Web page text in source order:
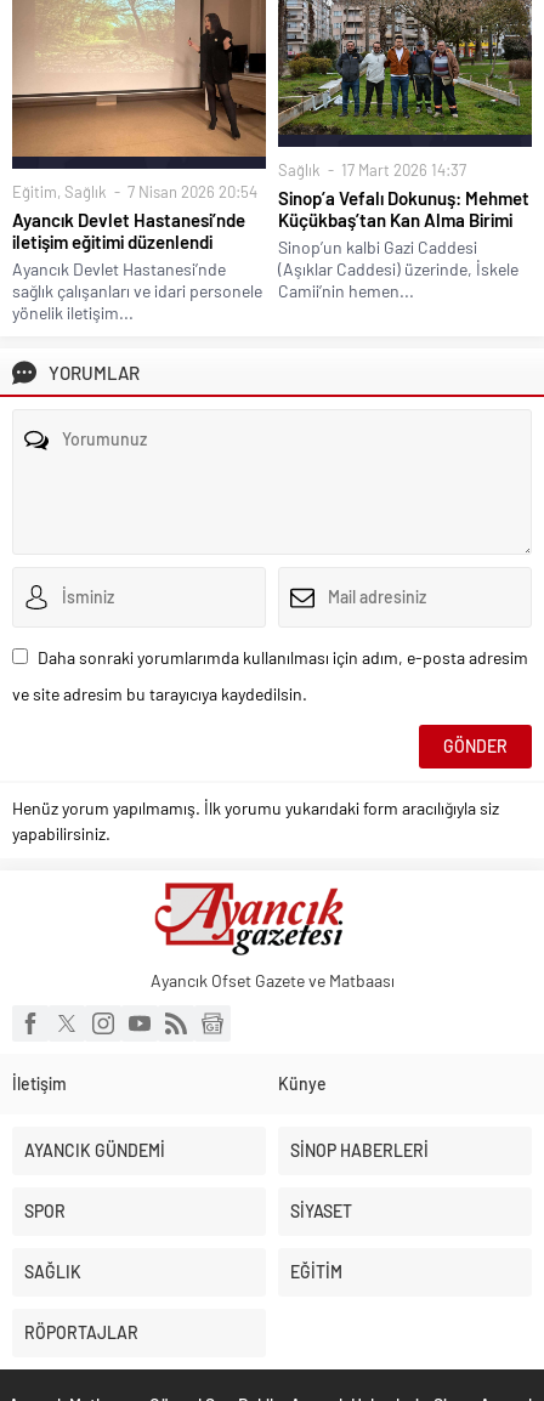
Eğitim, Sağlık 7 Nisan 2026 20:54
Ayancık Devlet Hastanesi’nde
iletişim eğitimi düzenlendi
Ayancık Devlet Hastanesi’nde
sağlık çalışanları ve idari personele
yönelik iletişim...
Sağlık 17 Mart 2026 14:37
Sinop’a Vefalı Dokunuş: Mehmet
Küçükbaş’tan Kan Alma Birimi
Sinop’un kalbi Gazi Caddesi
(Aşıklar Caddesi) üzerinde, İskele
Camii’nin hemen...
YORUMLAR
Daha sonraki yorumlarımda kullanılması için adım, e-posta adresim
ve site adresim bu tarayıcıya kaydedilsin.
Henüz yorum yapılmamış. İlk yorumu yukarıdaki form aracılığıyla siz
yapabilirsiniz.
Ayancık Ofset Gazete ve Matbaası
İletişim Künye
AYANCIK GÜNDEMİ SİNOP HABERLERİ
SPOR SİYASET
SAĞLIK EĞİTİM
RÖPORTAJLAR